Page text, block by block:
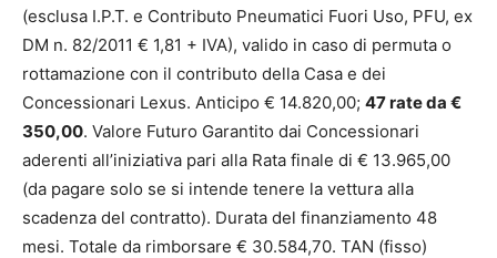
(esclusa I.P.T. e Contributo Pneumatici Fuori Uso, PFU, ex
DM n. 82/2011 € 1,81 + IVA), valido in caso di permuta o
rottamazione con il contributo della Casa e dei
Concessionari Lexus. Anticipo € 14.820,00; 47 rate da €
350,00. Valore Futuro Garantito dai Concessionari
aderenti all’iniziativa pari alla Rata finale di € 13.965,00
(da pagare solo se si intende tenere la vettura alla
scadenza del contratto). Durata del finanziamento 48
mesi. Totale da rimborsare € 30.584,70. TAN (fisso)